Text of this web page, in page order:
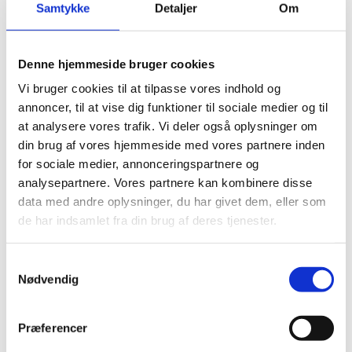
Samtykke Detaljer Om
Denne hjemmeside bruger cookies
Vi bruger cookies til at tilpasse vores indhold og
annoncer, til at vise dig funktioner til sociale medier og til
at analysere vores trafik. Vi deler også oplysninger om
din brug af vores hjemmeside med vores partnere inden
for sociale medier, annonceringspartnere og
analysepartnere. Vores partnere kan kombinere disse
data med andre oplysninger, du har givet dem, eller som
de har indsamlet fra din brug af deres tjenester.
Nødvendig
Præferencer
Lynlås nylon 30 cm
Lynlås nylon 35 cm
Zipper 40-44 cm
Lynlås med ring 40 cm
Lynlås nylon 40 cm
Lynlås metal 40 cm
Zipper 45-49 cm
Lynlås med ring 45 cm
Lynlås nylon 45 cm
Lynlås 47 cm
Lynlåse 50 cm
Lynlåse 55 cm